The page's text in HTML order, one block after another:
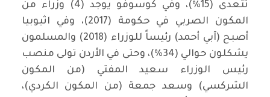
تتعدى (15%)، وفي كوسوفو يوجد (4) وزراء من
المكون الصربي في حكومة (2017)، وفي اثيوبيا
أصبح (آبي أحمد) رئيساً للوزراء (2018) والمسلمون
يشكلون حوالي (34%)، وحتى في الأردن تولى منصب
رئيس الوزراء سعيد المفتي (من المكون
الشركسي) وسعد جمعة (من المكون الكردي)،